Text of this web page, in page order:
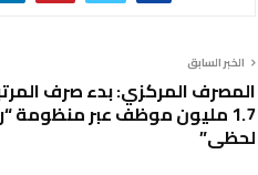
الخبر السابق
المصرف المركزي: بدء صرف
1.7 مليون موظف عبر منظومة
لحظي”